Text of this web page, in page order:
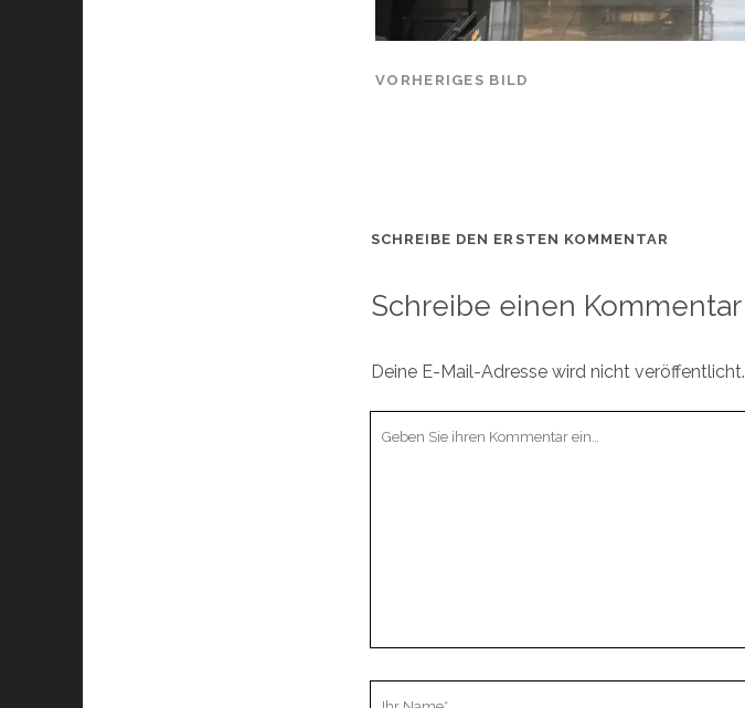
VORHERIGES BILD
SCHREIBE DEN ERSTEN KOMMENTAR
Schreibe einen Kommentar
Deine E-Mail-Adresse wird nicht veröffentlicht.